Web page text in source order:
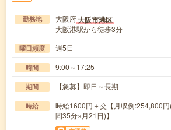
勤務地 大阪府大阪市港区
大阪港駅から徒歩3分
曜日頻度 週5日
時間 9:00～17:25
期間 【急募】即日～長期
時給
時給1600円＋交【月収例:254,800
間35分×月21日)】